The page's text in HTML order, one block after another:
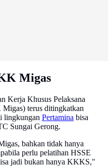
Migas
Kerja Khusus Pelaksana
terus ditingkatkan
lingkungan Pertamina bisa
Sungai Gerong.
bahkan tidak hanya
perlu pelatihan HSSE
jadi bukan hanya KKKS,"